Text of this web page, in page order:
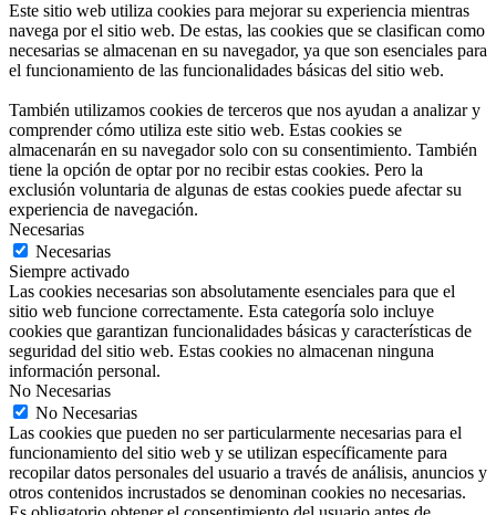
Este sitio web utiliza cookies para mejorar su experiencia mientras
navega por el sitio web. De estas, las cookies que se clasifican como
necesarias se almacenan en su navegador, ya que son esenciales para
el funcionamiento de las funcionalidades básicas del sitio web.
También utilizamos cookies de terceros que nos ayudan a analizar y
comprender cómo utiliza este sitio web. Estas cookies se
almacenarán en su navegador solo con su consentimiento. También
tiene la opción de optar por no recibir estas cookies. Pero la
exclusión voluntaria de algunas de estas cookies puede afectar su
experiencia de navegación.
Necesarias
Necesarias
Siempre activado
Las cookies necesarias son absolutamente esenciales para que el
sitio web funcione correctamente. Esta categoría solo incluye
cookies que garantizan funcionalidades básicas y características de
seguridad del sitio web. Estas cookies no almacenan ninguna
información personal.
No Necesarias
No Necesarias
Las cookies que pueden no ser particularmente necesarias para el
funcionamiento del sitio web y se utilizan específicamente para
recopilar datos personales del usuario a través de análisis, anuncios y
otros contenidos incrustados se denominan cookies no necesarias.